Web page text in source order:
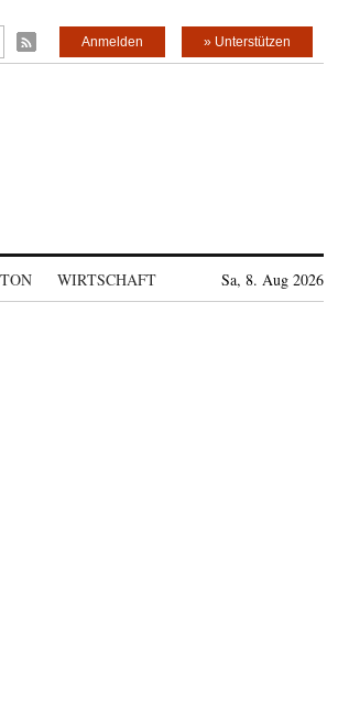
» Unterstützen
Anmelden
WIRTSCHAFT Sa, 8. Aug 2026